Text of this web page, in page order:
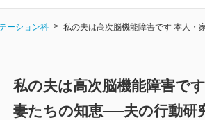
ーション科 私の夫は高次脳機能障害です 本人・
私の夫は高次脳機能障害で
妻たちの知恵──夫の行動研